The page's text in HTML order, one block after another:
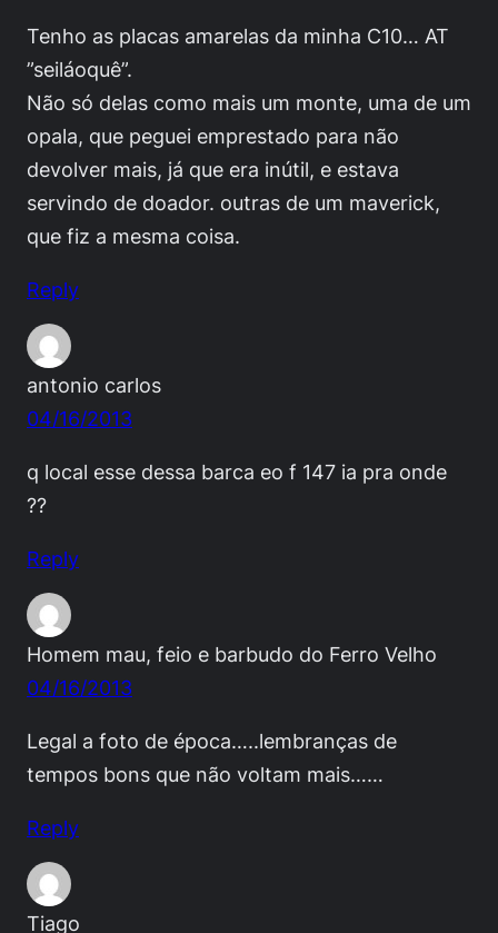
Tenho as placas amarelas da minha C10… AT
”seiláoquê”.
Não só delas como mais um monte, uma de um
opala, que peguei emprestado para não
devolver mais, já que era inútil, e estava
servindo de doador. outras de um maverick,
que fiz a mesma coisa.
Reply
antonio carlos
04/16/2013
q local esse dessa barca eo f 147 ia pra onde
??
Reply
Homem mau, feio e barbudo do Ferro Velho
04/16/2013
Legal a foto de época…..lembranças de
tempos bons que não voltam mais……
Reply
Tiago